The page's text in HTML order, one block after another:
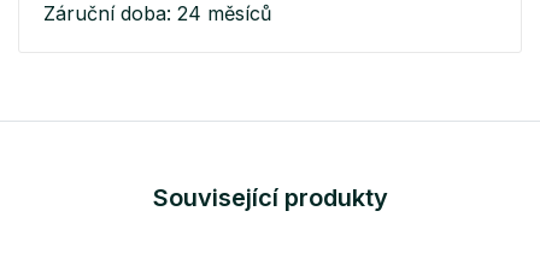
Záruční doba: 24 měsíců
Související produkty